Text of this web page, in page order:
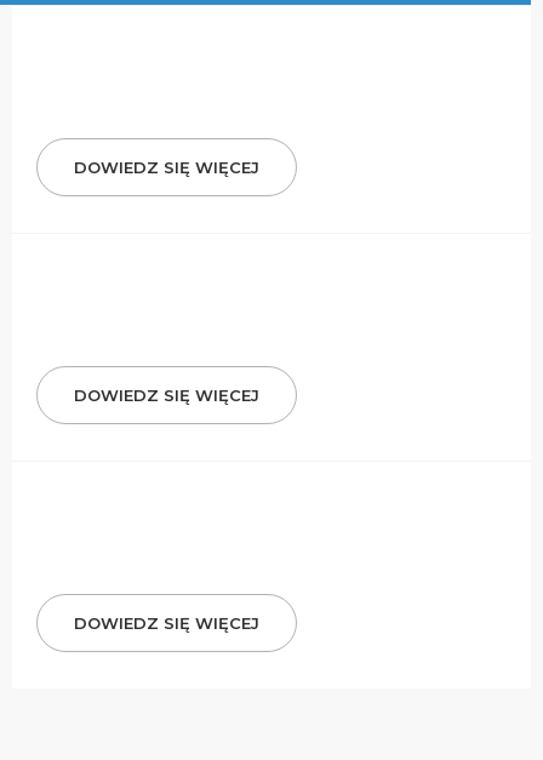
DOWIEDZ SIĘ WIĘCEJ
DOWIEDZ SIĘ WIĘCEJ
DOWIEDZ SIĘ WIĘCEJ